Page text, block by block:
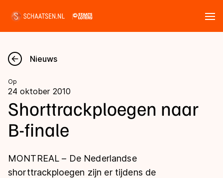
Nieuws
Kalender
Disciplines
Langebaan
Uitslagen
Nieuws
Op
24 oktober 2010
Shorttrackploegen naar
B-finale
MONTREAL – De Nederlandse
shorttrackploegen zijn er tijdens de